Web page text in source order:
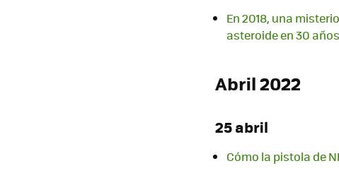
En 2018, una
asteroide en 30 años
Abril 2022
25 abril
Cómo la pistola de